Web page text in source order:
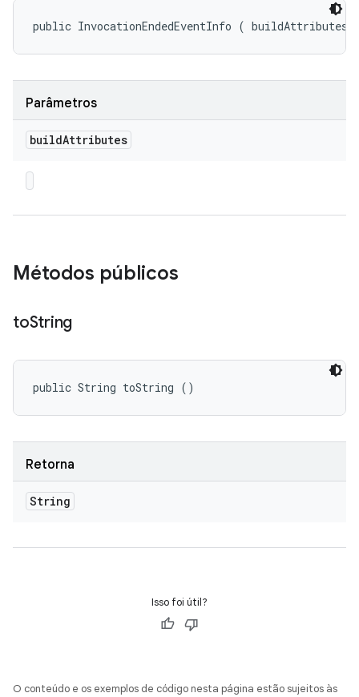
public InvocationEndedEventInfo ( buildAttributes)
Parâmetros
buildAttributes
Métodos públicos
toString
public String toString ()
Retorna
String
Isso foi útil?
O conteúdo e os exemplos de código nesta página estão sujeitos às